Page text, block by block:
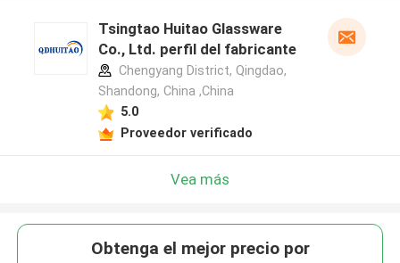
Tsingtao Huitao Glassware
Co., Ltd. perfil del fabricante
Chengyang District, Qingdao,
Shandong, China ,China
5.0
Proveedor verificado
Vea más
Obtenga el mejor precio por